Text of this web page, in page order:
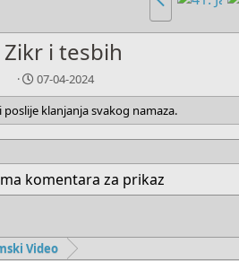
Zikr i tesbih
07-04-2024
poslije klanjanja svakog namaza.
komentara za prikaz
Video